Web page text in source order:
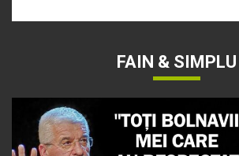
FAIN & SIMPLU